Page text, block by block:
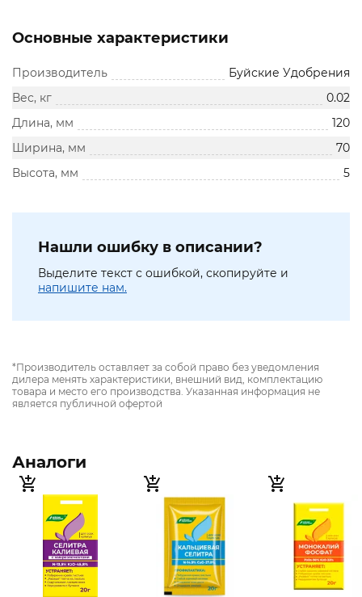
Основные характеристики
Производитель
Буйские Удобрения
Вес, кг
0.02
Длина, мм
120
Ширина, мм
70
Высота, мм
5
Нашли ошибку в описании?
Выделите текст с ошибкой, скопируйте и
напишите нам.
*Производитель оставляет за собой право без уведомления
дилера менять характеристики, внешний вид, комплектацию
товара и место его производства. Указанная информация не
является публичной офертой
Аналоги